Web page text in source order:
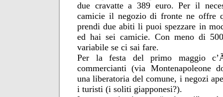
due cravatte a 389 euro. Per il
camicie il negozio di fronte ne offre
prendi due abiti li puoi spezzare in
ed hai sei camicie. Con meno di
variabile se ci sai fare.
Per la festa del primo maggio
commercianti (via Montenapoleone
una liberatoria del comune, i negozi
i turisti (i soliti giapponesi?).